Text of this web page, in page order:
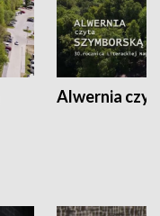
Alwernia